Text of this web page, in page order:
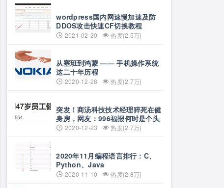
wordpress国内网速慢加速及防
DDOS攻击快速CF切换教程
2021-02-20 热度{2.5万}
从塞班到鸿蒙 —— 手机操作系统
这二十年历程
2020-12-28 热度{2.7万}
突发！商汤科技技术经理猝死在健
身房，网友：996福报何时是个头
2020-12-23 热度{2.7万}
2020年11月编程语言排行：C、
Python、Java
2020-11-10 热度{2.8万}